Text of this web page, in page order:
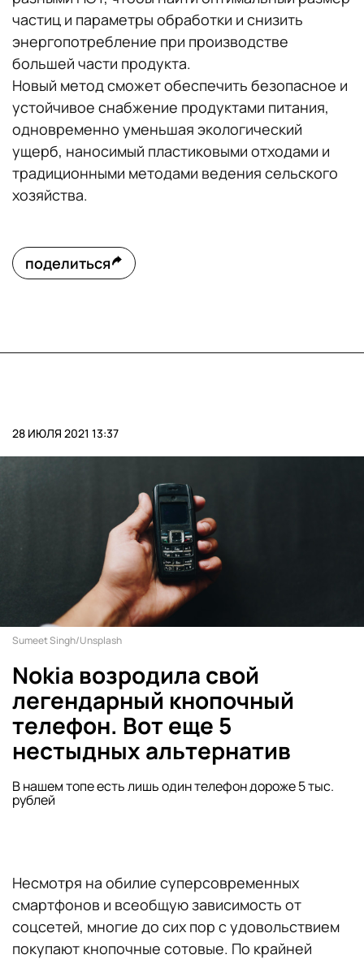
частиц и параметры обработки и снизить
энергопотребление при производстве
большей части продукта.
Новый метод сможет обеспечить безопасное и
устойчивое снабжение продуктами питания,
одновременно уменьшая экологический
ущерб, наносимый пластиковыми отходами и
традиционными методами ведения сельского
хозяйства.
поделиться
28 ИЮЛЯ 2021 13:37
Sumeet Singh/Unsplash
Nokia возродила свой
легендарный кнопочный
телефон. Вот еще 5
нестыдных альтернатив
В нашем топе есть лишь один телефон дороже 5 тыс.
рублей
Несмотря на обилие суперсовременных
смартфонов и всеобщую зависимость от
соцсетей, многие до сих пор с удовольствием
покупают кнопочные сотовые. По крайней